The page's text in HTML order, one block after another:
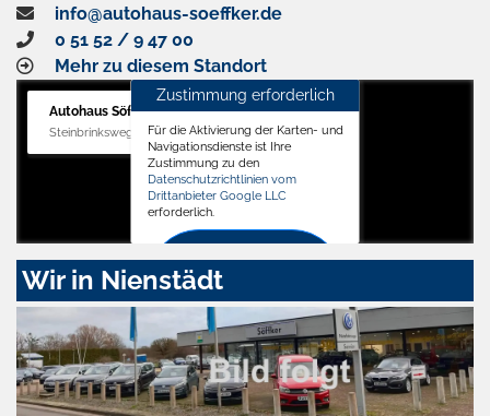
info@autohaus-soeffker.de
0 51 52 / 9 47 00
Mehr zu diesem Standort
Autohaus Söffker GmbH
Steinbrinksweg 12, 31840 Hessisch Oldendorf
Zustimmung erforderlich
Für die Aktivierung der Karten- und
Navigationsdienste ist Ihre
Zustimmung zu den
Datenschutzrichtlinien vom
Drittanbieter Google LLC
erforderlich.
Zustimmen
aktivieren
Wir in Nienstädt